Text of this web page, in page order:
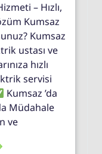
– Hızlı,
Kumsaz
Kumsaz
ustası ve
hızlı
servisi
Kumsaz ’da
Müdahale
ve